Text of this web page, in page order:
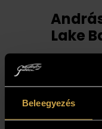
Beleegyezés
Lake